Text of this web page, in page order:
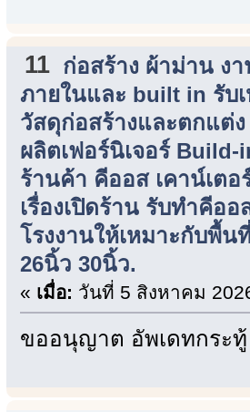
11 ก่อสร้าง ผ้าม่าน ง
ภายในและ built in รับ
วัสดุก่อสร้างและตกแต่
ผลิตเฟอร์นิเจอร์
ร้านค้า คีออส เคาน์เตอ
เรื่องเปิดร้าน รับทำคีออ
โรงงานให้เหมาะกับพื้น
26นิ้ว 30นิ้ว.
« เมื่อ: วันที่ 5 สิงหาคม
ขออนุญาต อัพเดทกระทู้